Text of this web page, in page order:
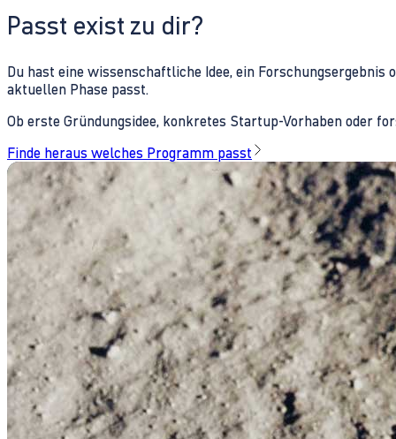
Passt exist zu dir?
Du hast eine wissenschaftliche Idee, ein
aktuellen Phase passt.
Ob erste Gründungsidee, konkretes Startup-Vorhaben oder
Finde heraus welches Programm passt